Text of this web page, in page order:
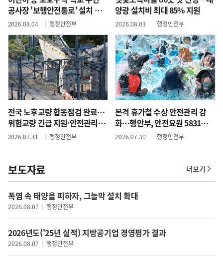
공사장 '보행안전통로' 설치 의
무화
2026.08.04 행정안전부
양광 설치비 최대 85% 지원
2026.08.03 행정안전부
전국 노후교량 합동점검 완료…
위험교량 긴급 지원·안전관리
강화
2026.07.31 행정안전부
본격 휴가철 수상 안전관리 강
화…행안부, 안전요원 5831명
배치
2026.07.30 행정안전부
보도자료
폭염 속 태양을 피하자, 그늘막 설치 확대
2026.08.07 행정안전부
2026년도('25년 실적) 지방공기업 경영평가 결과
2026.08.07 행정안전부
도
더보기